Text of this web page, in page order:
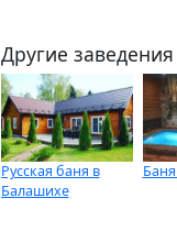
Другие
Русская баня в
Балашихе